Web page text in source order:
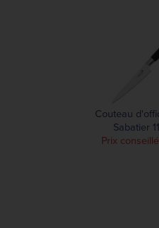
Couteau
Sabatier
Prix